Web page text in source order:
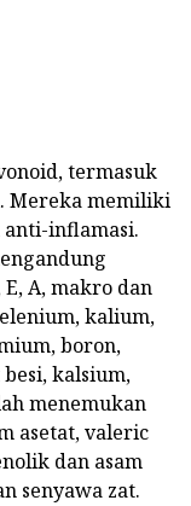
termasuk
Mereka memiliki
anti-inflamasi.
A, makro dan
kalium,
boron,
kalsium,
menemukan
asetat, valeric
dan asam
senyawa zat.